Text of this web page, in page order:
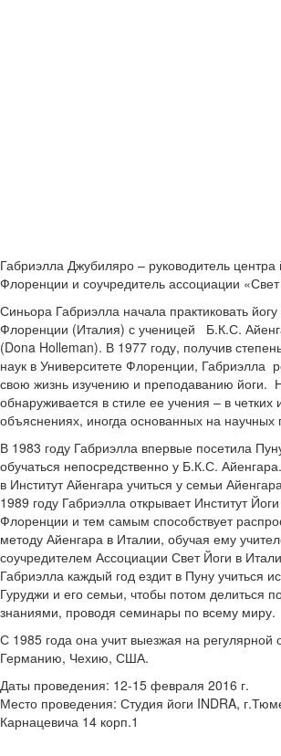
Габриэлла Джубиляро – руководитель центра
Флоренции и соучредитель ассоциации
Синьора Габриэлла начала практиковать
Флоренции (Италия) с ученицей Б.К.С.
(Dona Holleman). В 1977 году, получив
наук в Университете Флоренции, Габриэлла
свою жизнь изучению и преподаванию йоги.
обнаруживается в стиле ее учения – в
объяснениях, иногда основанных на научных
В 1983 году Габриэлла впервые посетила
обучаться непосредственно у Б.К.С.
в Институт Айенгара учиться у семьи
1989 году Габриэлла открывает Институт
Флоренции и тем самым способствует
методу Айенгара в Италии, обучая ему
соучредителем Ассоциации Свет Йоги в
Габриэлла каждый год ездит в Пуну учиться
Гуруджи и его семьи, чтобы потом делиться
знаниями, проводя семинары по всему миру.
С 1985 года она учит выезжая на регулярной
Германию, Чехию, США.
Даты проведения: 12-15 февраля 2016 г.
Место проведения: Студия йоги INDRA,
Карнацевича 14 корп.1